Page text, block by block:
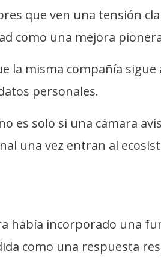
que ven una tensión
como una mejora
la misma compañía
personales.
es solo si una cámara
una vez entran al
había incorporado una
como una respuesta